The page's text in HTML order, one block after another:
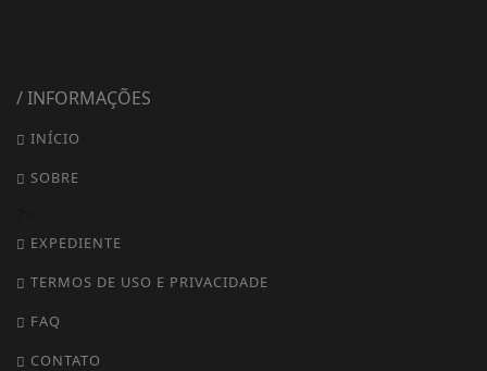
/ INFORMAÇÕES
INÍCIO
SOBRE
EXPEDIENTE
TERMOS DE USO E PRIVACIDADE
FAQ
CONTATO